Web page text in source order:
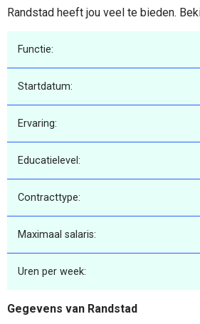
Randstad heeft jou veel te bieden.
Functie:
Startdatum:
Ervaring:
Educatielevel:
Contracttype:
Maximaal salaris:
Uren per week:
Gegevens van Randstad